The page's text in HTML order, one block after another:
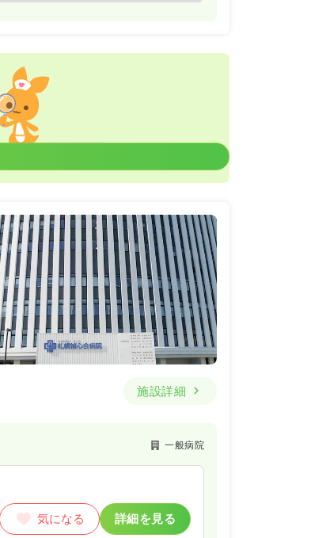
施設詳細
一般病院
気になる 詳細を見る